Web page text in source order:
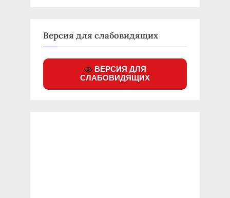
Версия для слабовидящих
ВЕРСИЯ ДЛЯ
СЛАБОВИДЯЩИХ